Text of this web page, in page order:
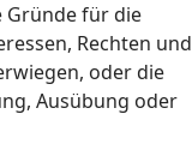
Gründe für die
Rechten und
oder die
Ausübung oder